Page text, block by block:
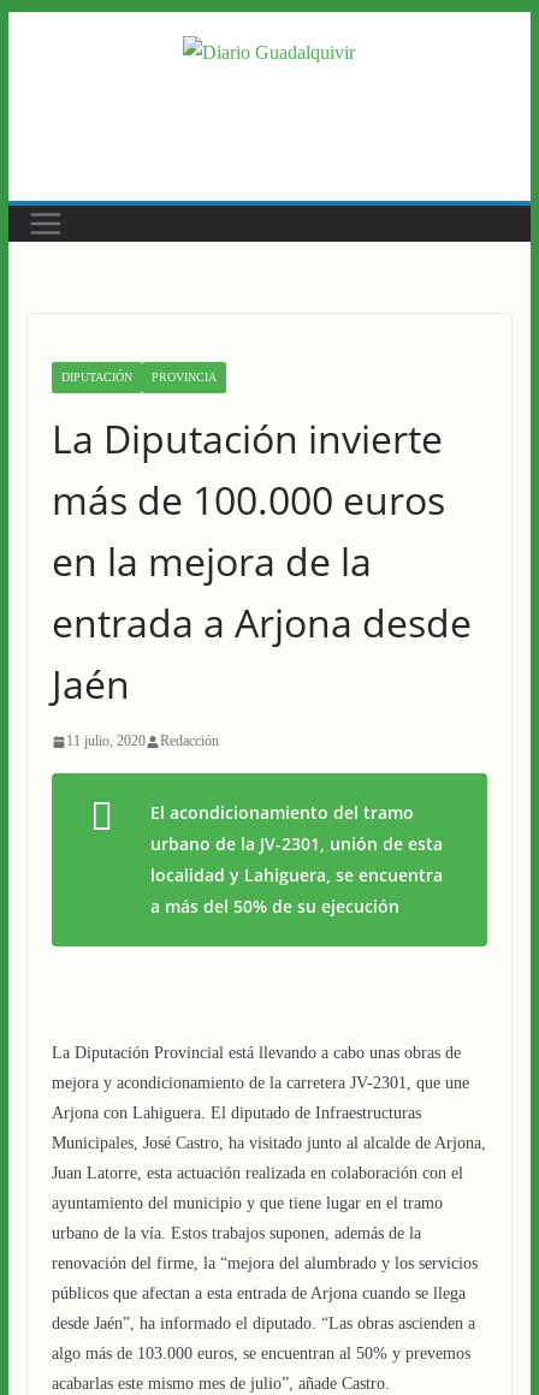
DIPUTACIÓN PROVINCIA
La Diputación invierte
más de 100.000 euros
en la mejora de la
entrada a Arjona desde
Jaén
11 julio, 2020 Redacción
El acondicionamiento del tramo
urbano de la JV-2301, unión de esta
localidad y Lahiguera, se encuentra
a más del 50% de su ejecución
La Diputación Provincial está llevando a cabo unas obras de
mejora y acondicionamiento de la carretera JV-2301, que une
Arjona con Lahiguera. El diputado de Infraestructuras
Municipales, José Castro, ha visitado junto al alcalde de Arjona,
Juan Latorre, esta actuación realizada en colaboración con el
ayuntamiento del municipio y que tiene lugar en el tramo
urbano de la vía. Estos trabajos suponen, además de la
renovación del firme, la “mejora del alumbrado y los servicios
públicos que afectan a esta entrada de Arjona cuando se llega
desde Jaén”, ha informado el diputado. “Las obras ascienden a
algo más de 103.000 euros, se encuentran al 50% y prevemos
acabarlas este mismo mes de julio”, añade Castro.